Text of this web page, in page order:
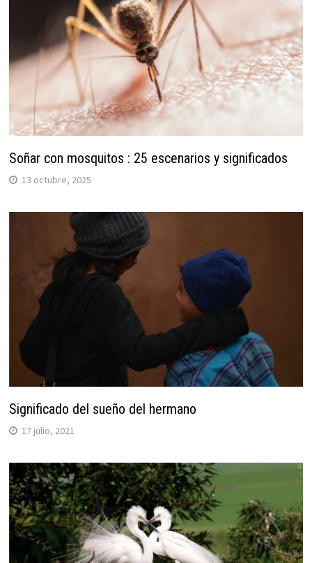
Soñar con mosquitos : 25 escenarios y significados
13 octubre, 2025
Significado del sueño del hermano
17 julio, 2021